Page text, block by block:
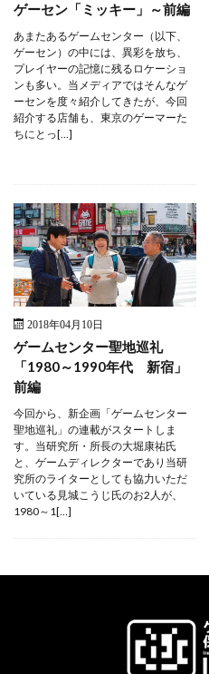
ゲーセン「ミッキー」～前編
あまたあるゲームセンター（以下、
ゲーセン）の中には、異彩を放ち、
プレイヤーの記憶に残るロケーショ
ンも多い。当メディアではそんなゲ
ーセンを度々紹介してきたが、今回
紹介する店舗も、東京のゲーマーた
ちにとっ[…]
2018年04月10日
ゲームセンター聖地巡礼
「1980～1990年代 新宿」
前編
今回から、新企画「ゲームセンター
聖地巡礼」の連載がスタートしま
す。当研究所・所長の大堀康祐氏
と、ゲームディレクターであり当研
究所のライターとしても協力いただ
いている見城こうじ氏のお2人が、
1980～1[…]